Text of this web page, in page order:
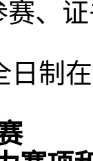
赛、
日制